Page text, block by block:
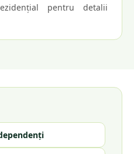
pentru detalii